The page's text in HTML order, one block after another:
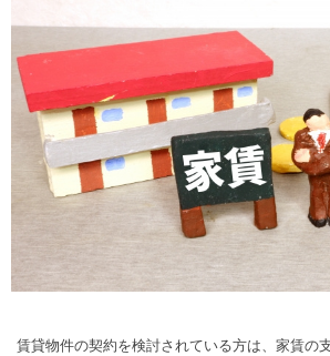
賃貸物件の契約を検討されている方は、家賃の